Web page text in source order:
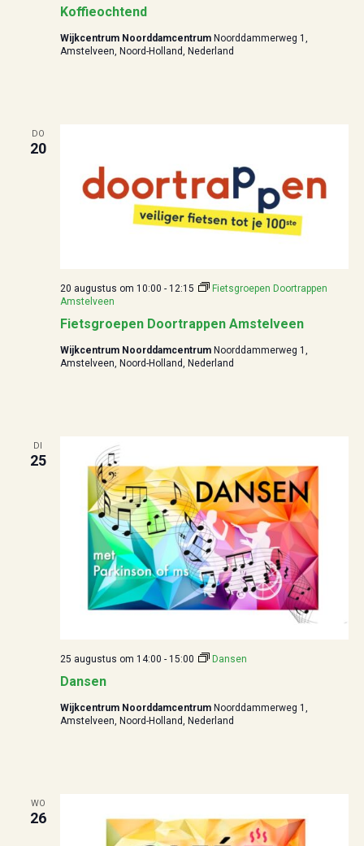
Koffieochtend
Wijkcentrum Noorddamcentrum Noorddammerweg 1,
Amstelveen, Noord-Holland, Nederland
DO
20
Fietsgroepen Doortrappen Amstelveen
20 augustus om 10:00 - 12:15
Fietsgroepen Doortrappen
Amstelveen
Wijkcentrum Noorddamcentrum Noorddammerweg 1,
Amstelveen, Noord-Holland, Nederland
DI
25
Dansen
25 augustus om 14:00 - 15:00 Dansen
Wijkcentrum Noorddamcentrum Noorddammerweg 1,
Amstelveen, Noord-Holland, Nederland
WO
26